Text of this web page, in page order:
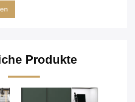
Produkte